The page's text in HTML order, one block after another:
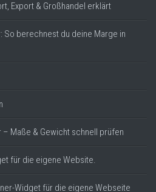
Export & Großhandel erklärt
So berechnest du deine Marge in
– Maße & Gewicht schnell prüfen
für die eigene Website.
Widget für die eigene Webseite